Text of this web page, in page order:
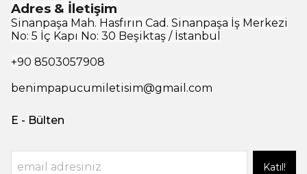
Adres & İletişim
Sinanpaşa Mah. Hasfırın Cad. Sinanpaşa İş Merkezi
No: 5 İç Kapı No: 30 Beşiktaş / İstanbul
+90 8503057908
benimpapucumiletisim@gmail.com
E - Bülten
Katıl!